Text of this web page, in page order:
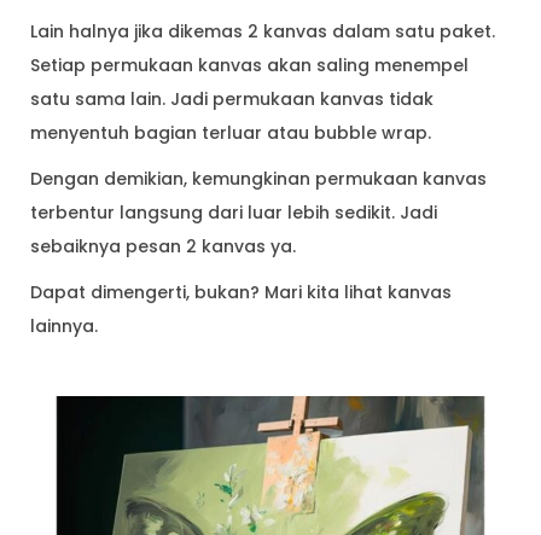
Lain halnya jika dikemas 2 kanvas dalam satu paket.
Setiap permukaan kanvas akan saling menempel
satu sama lain. Jadi permukaan kanvas tidak
menyentuh bagian terluar atau bubble wrap.
Dengan demikian, kemungkinan permukaan kanvas
terbentur langsung dari luar lebih sedikit. Jadi
sebaiknya pesan 2 kanvas ya.
Dapat dimengerti, bukan? Mari kita lihat kanvas
lainnya.